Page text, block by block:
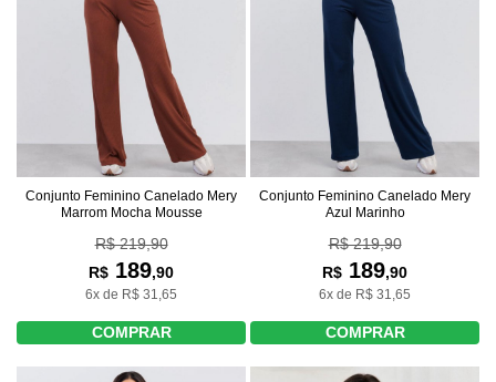
Conjunto Feminino Canelado Mery
Marrom Mocha Mousse
R$ 219,90
R$ 189,90
6x de R$ 31,65
COMPRAR
Conjunto Feminino Canelado Mery
Azul Marinho
R$ 219,90
R$ 189,90
6x de R$ 31,65
COMPRAR